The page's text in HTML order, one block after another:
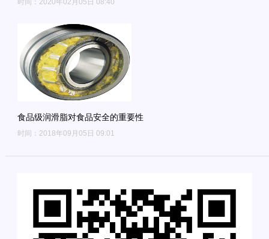
食品级润滑脂对食品安全的重要性
时间：2018年09月05日 09:01